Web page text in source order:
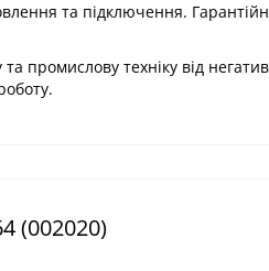
та підключення.
промислову техніку від
(002020)